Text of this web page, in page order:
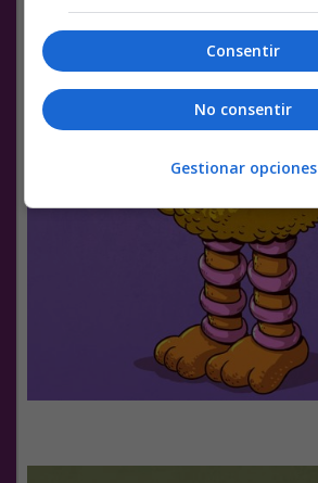
Consentir
No consentir
Gestionar opciones